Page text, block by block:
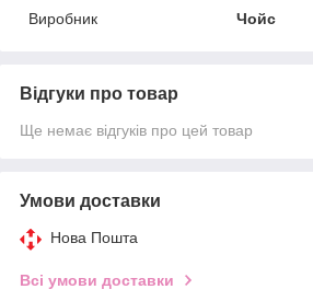
Виробник
Чойс
Відгуки про товар
Ще немає відгуків про цей товар
Умови доставки
Нова Пошта
Всі умови доставки